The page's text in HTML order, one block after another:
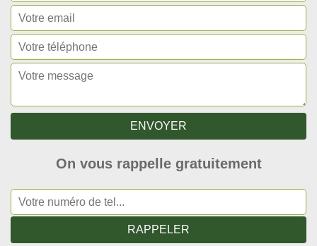
On vous rappelle gratuitement